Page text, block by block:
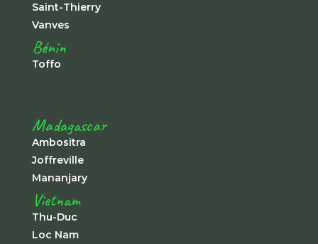
Saint-Thierry
Vanves
Bénin
Toffo
Madagascar
Ambositra
Joffreville
Mananjary
Vietnam
Thu-Duc
Loc Nam